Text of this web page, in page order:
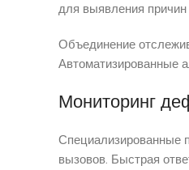
для выявления
Объединение
Автоматизированные
Мониторинг
Специализированные
вызовов. Быстрая